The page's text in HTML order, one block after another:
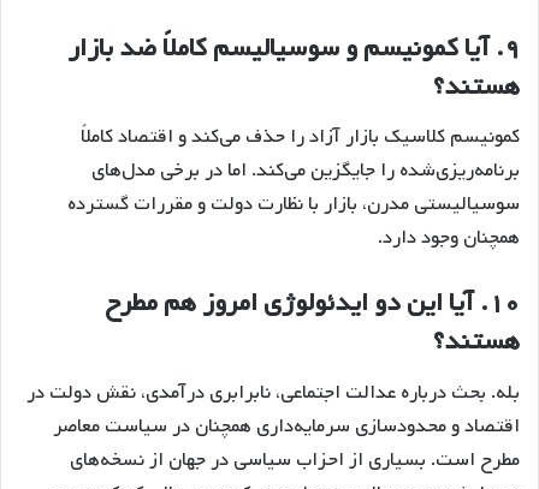
۹. آیا کمونیسم و سوسیالیسم کاملاً ضد بازار
هستند؟
کمونیسم کلاسیک بازار آزاد را حذف می‌کند و اقتصاد کاملاً
برنامه‌ریزی‌شده را جایگزین می‌کند. اما در برخی مدل‌های
سوسیالیستی مدرن، بازار با نظارت دولت و مقررات گسترده
همچنان وجود دارد.
۱۰. آیا این دو ایدئولوژی امروز هم مطرح
هستند؟
بله. بحث درباره عدالت اجتماعی، نابرابری درآمدی، نقش دولت در
اقتصاد و محدودسازی سرمایه‌داری همچنان در سیاست معاصر
مطرح است. بسیاری از احزاب سیاسی در جهان از نسخه‌های